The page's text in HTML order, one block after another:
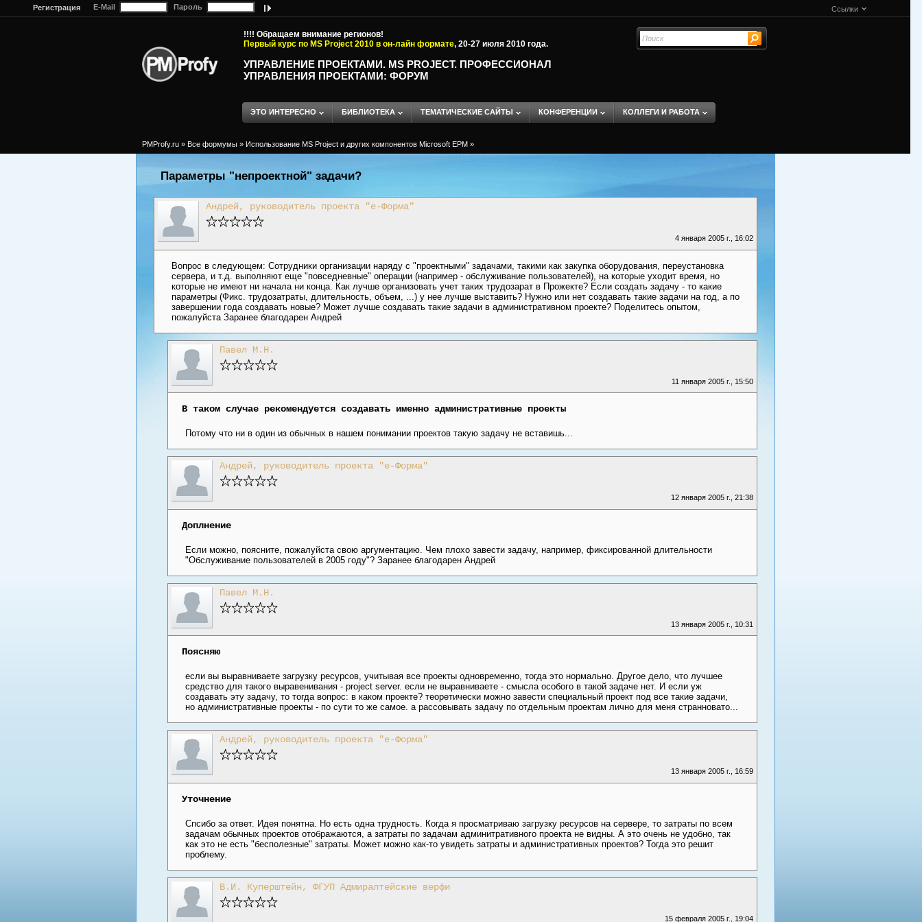
Регистрация E-Mail Пароль Ссылки
!!!! Обращаем внимание регионов!
Первый курс по MS Project 2010 в он-лайн формате, 20-27 июля 2010 года.
УПРАВЛЕНИЕ ПРОЕКТАМИ. MS PROJECT. ПРОФЕССИОНАЛ
УПРАВЛЕНИЯ ПРОЕКТАМИ: ФОРУМ
ЭТО ИНТЕРЕСНО БИБЛИОТЕКА ТЕМАТИЧЕСКИЕ САЙТЫ КОНФЕРЕНЦИИ КОЛЛЕГИ И РАБОТА
PMProfy.ru » Все формумы » Использование MS Project и других компонентов Microsoft EPM »
Параметры "непроектной" задачи?
Андрей, руководитель проекта "е-Форма"
4 января 2005 г., 16:02
Вопрос в следующем: Сотрудники организации наряду с "проектными" задачами, такими как закупка оборудования, переустановка
сервера, и т.д. выполняют еще "повседневные" операции (например - обслуживание пользователей), на которые уходит время, но
которые не имеют ни начала ни конца. Как лучше организовать учет таких трудозарат в Прожекте? Если создать задачу - то какие
параметры (Фикс. трудозатраты, длительность, объем, ...) у нее лучше выставить? Нужно или нет создавать такие задачи на год, а по
завершении года создавать новые? Может лучше создавать такие задачи в административном проекте? Поделитесь опытом,
пожалуйста Заранее благодарен Андрей
Павел М.Н.
11 января 2005 г., 15:50
В таком случае рекомендуется создавать именно административные проекты
Потому что ни в один из обычных в нашем понимании проектов такую задачу не вставишь...
Андрей, руководитель проекта "е-Форма"
12 января 2005 г., 21:38
Доплнение
Если можно, поясните, пожалуйста свою аргументацию. Чем плохо завести задачу, например, фиксированной длительности
"Обслуживание пользователей в 2005 году"? Заранее благодарен Андрей
Павел М.Н.
13 января 2005 г., 10:31
Поясняю
если вы выравниваете загрузку ресурсов, учитывая все проекты одновременно, тогда это нормально. Другое дело, что лучшее
средство для такого выравенивания - project server. если не выравниваете - смысла особого в такой задаче нет. И если уж
создавать эту задачу, то тогда вопрос: в каком проекте? теоретически можно завести специальный проект под все такие задачи,
но административные проекты - по сути то же самое. а рассовывать задачу по отдельным проектам лично для меня странновато...
Андрей, руководитель проекта "е-Форма"
13 января 2005 г., 16:59
Уточнение
Спсибо за ответ. Идея понятна. Но есть одна трудность. Когда я просматриваю загрузку ресурсов на сервере, то затраты по всем
задачам обычных проектов отображаются, а затраты по задачам админитративного проекта не видны. А это очень не удобно, так
как это не есть "бесполезные" затраты. Может можно как-то увидеть затраты и административных проектов? Тогда это решит
проблему.
В.И. Куперштейн, ФГУП Адмиралтейские верфи
15 февраля 2005 г., 19:04